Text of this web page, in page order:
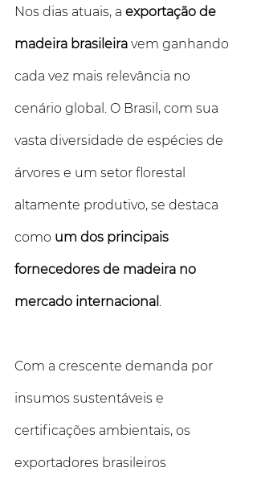
Nos dias atuais, a exportação de
madeira brasileira vem ganhando
cada vez mais relevância no
cenário global. O Brasil, com sua
vasta diversidade de espécies de
árvores e um setor florestal
altamente produtivo, se destaca
como um dos principais
fornecedores de madeira no
mercado internacional .
Com a crescente demanda por
insumos sustentáveis e
certificações ambientais, os
exportadores brasileiros